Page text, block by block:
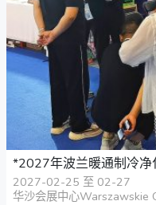
*2027年波兰暖通制冷
2027-02-25 至 02-27
华沙会展中心Warszawskie